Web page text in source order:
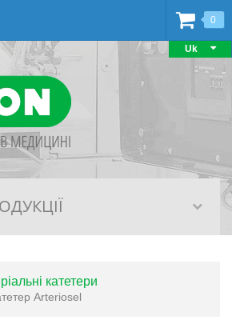
Uk
0
катетери
Arteriosel